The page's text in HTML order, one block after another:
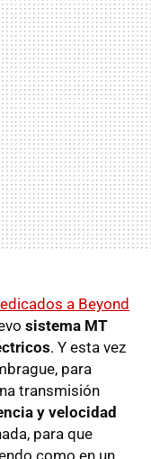
a Beyond
sistema MT
. Y esta vez
para
transmisión
y velocidad
para que